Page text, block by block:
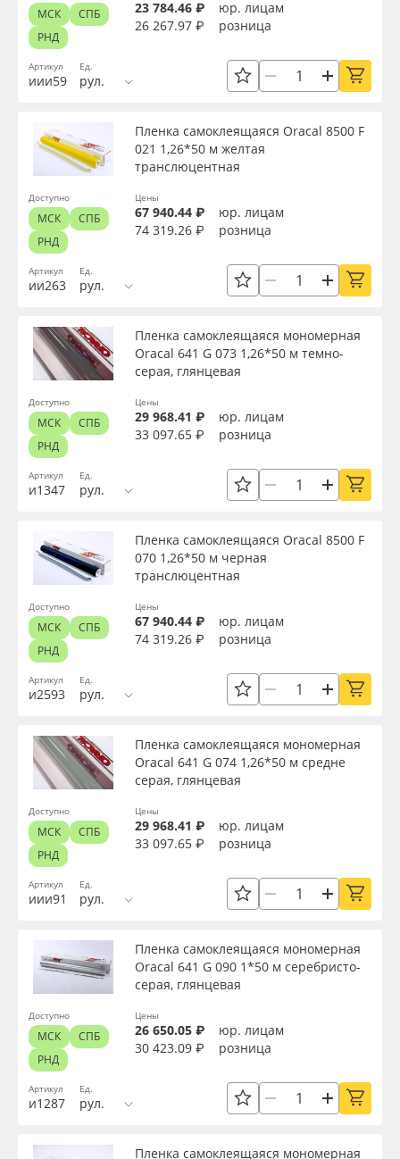
Особые свойства
Применить
Сбросить фильтр
Артикул
иии59
Ед.
рул.
23 784.46 ₽
юр. лицам
26 267.97 ₽
розница
МСК
СПБ
РНД
Артикул
ии263
Пленка самоклеящаяся Oracal 8500 F
021 1,26*50 м желтая
транслюцентная
Ед.
рул.
Цены
67 940.44 ₽
юр. лицам
74 319.26 ₽
розница
Доступно
МСК
СПБ
РНД
Артикул
и1347
Пленка самоклеящаяся мономерная
Oracal 641 G 073 1,26*50 м темно-
серая, глянцевая
Ед.
рул.
Цены
29 968.41 ₽
юр. лицам
33 097.65 ₽
розница
Доступно
МСК
СПБ
РНД
Артикул
и2593
Пленка самоклеящаяся Oracal 8500 F
070 1,26*50 м черная
транслюцентная
Ед.
рул.
Цены
67 940.44 ₽
юр. лицам
74 319.26 ₽
розница
Доступно
МСК
СПБ
РНД
Артикул
иии91
Пленка самоклеящаяся мономерная
Oracal 641 G 074 1,26*50 м средне
серая, глянцевая
Ед.
рул.
Цены
29 968.41 ₽
юр. лицам
33 097.65 ₽
розница
Доступно
МСК
СПБ
РНД
Артикул
и1287
Пленка самоклеящаяся мономерная
Oracal 641 G 090 1*50 м серебристо-
серая, глянцевая
Ед.
рул.
Цены
26 650.05 ₽
юр. лицам
30 423.09 ₽
розница
Доступно
МСК
СПБ
РНД
Пленка самоклеящаяся мономерная